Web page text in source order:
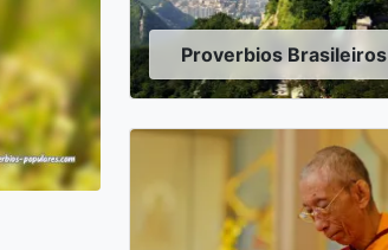
Proverbios Brasileiros